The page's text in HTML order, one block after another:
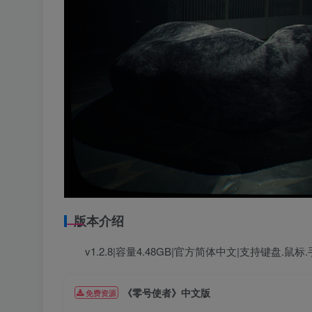
版本介绍
v1.2.8|容量4.48GB|官方简体中文|支持键盘.鼠标.
免费资源 《零号使者》中文版